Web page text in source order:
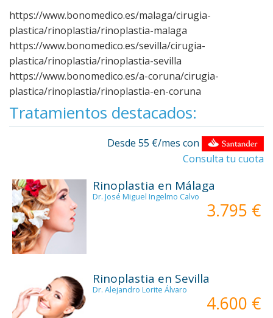
https://www.bonomedico.es/malaga/cirugia-
plastica/rinoplastia/rinoplastia-malaga
https://www.bonomedico.es/sevilla/cirugia-
plastica/rinoplastia/rinoplastia-sevilla
https://www.bonomedico.es/a-coruna/cirugia-
plastica/rinoplastia/rinoplastia-en-coruna
Tratamientos destacados:
Desde 55 €/mes con
Consulta tu cuota
Rinoplastia en Málaga
Dr. José Miguel Ingelmo Calvo
3.795 €
Rinoplastia en Sevilla
Dr. Alejandro Lorite Álvaro
4.600 €